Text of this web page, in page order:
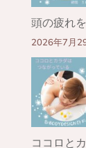
頭の疲れ
2026年7月
ココロと